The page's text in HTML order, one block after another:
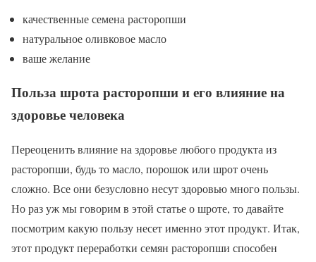
качественные семена расторопши
натуральное оливковое масло
ваше желание
Польза шрота расторопши и его влияние на
здоровье человека
Переоценить влияние на здоровье любого продукта из
расторопши, будь то масло, порошок или шрот очень
сложно. Все они безусловно несут здоровью много пользы.
Но раз уж мы говорим в этой статье о шроте, то давайте
посмотрим какую пользу несет именно этот продукт. Итак,
этот продукт переработки семян расторопши способен